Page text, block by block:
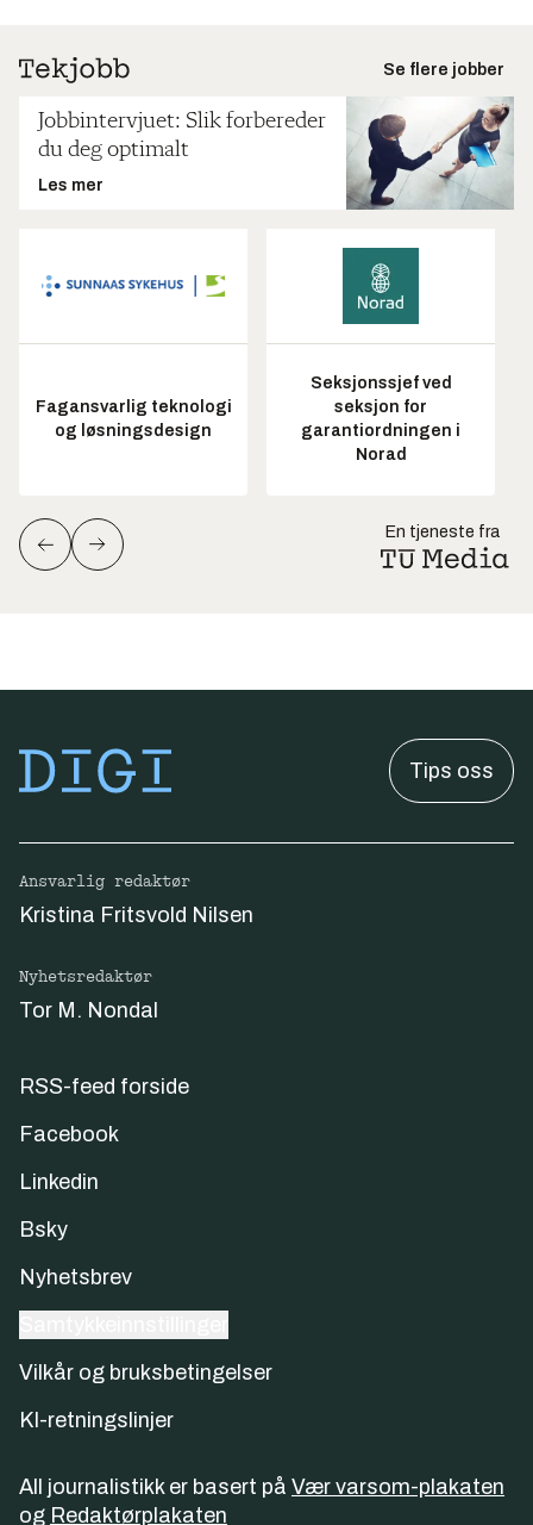
Se flere jobber
Jobbintervjuet: Slik forbereder
du deg optimalt
Les mer
Fagansvarlig teknologi
og løsningsdesign
Seksjonssjef ved
seksjon for
garantiordningen i
Norad
En tjeneste fra
Tips oss
Ansvarlig redaktør
Kristina Fritsvold Nilsen
Nyhetsredaktør
Tor M. Nondal
RSS-feed forside
Facebook
Linkedin
Bsky
Nyhetsbrev
Vilkår og bruksbetingelser
KI-retningslinjer
All journalistikk er basert på Vær varsom-plakaten
og Redaktørplakaten